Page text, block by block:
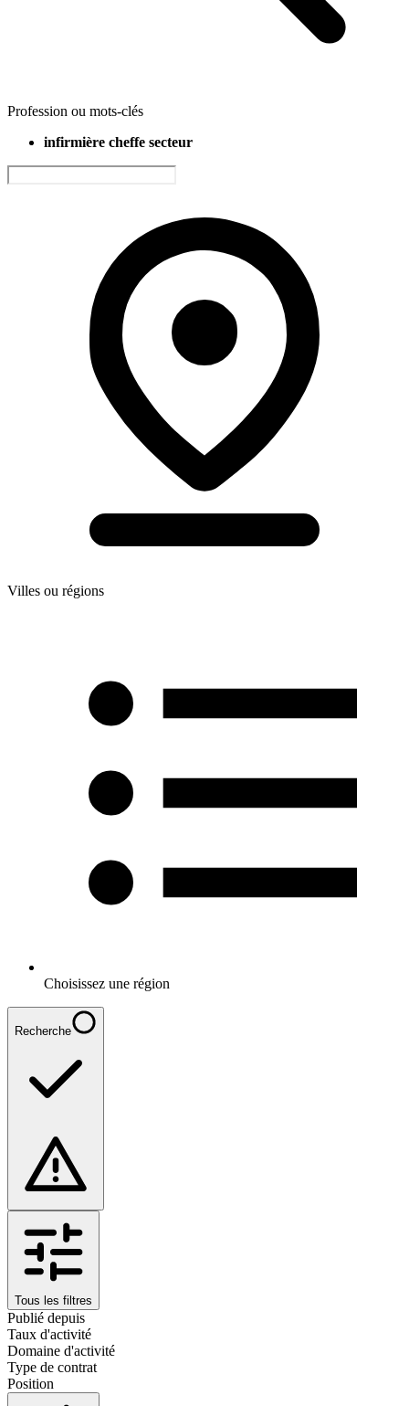
Profession ou mots-clés
infirmière cheffe secteur
Villes ou régions
Choisissez une région
Recherche
Tous les filtres
Publié depuis
Taux d'activité
Domaine d'activité
Type de contrat
Position